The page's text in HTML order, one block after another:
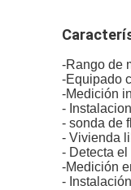
-Rango de
-Equipado
-Medición
-
- sonda de
- Vivienda
- Detecta
-Medición
-